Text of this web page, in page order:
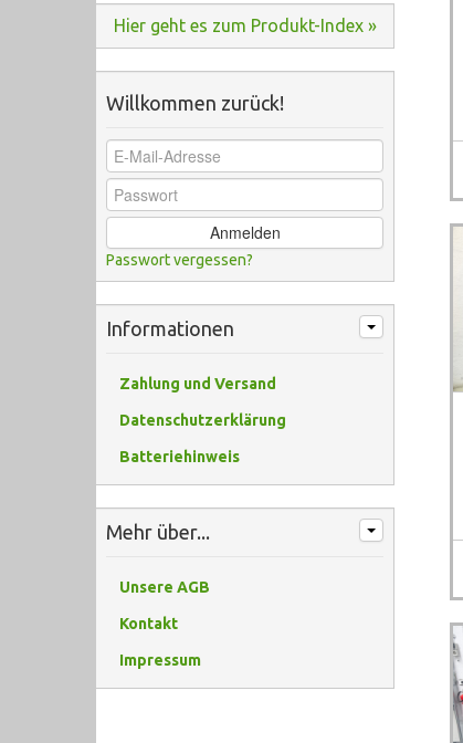
Hier geht es zum Produkt-Index »
Willkommen zurück!
Anmelden
Passwort vergessen?
Informationen
Zahlung und Versand
Datenschutzerklärung
Batteriehinweis
Mehr über...
Unsere AGB
Kontakt
Impressum